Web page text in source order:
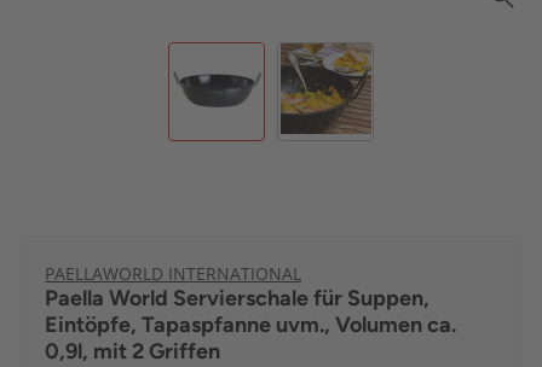
PAELLAWORLD INTERNATIONAL
Paella World Servierschale für Suppen,
Eintöpfe, Tapaspfanne uvm., Volumen ca.
0,9l, mit 2 Griffen